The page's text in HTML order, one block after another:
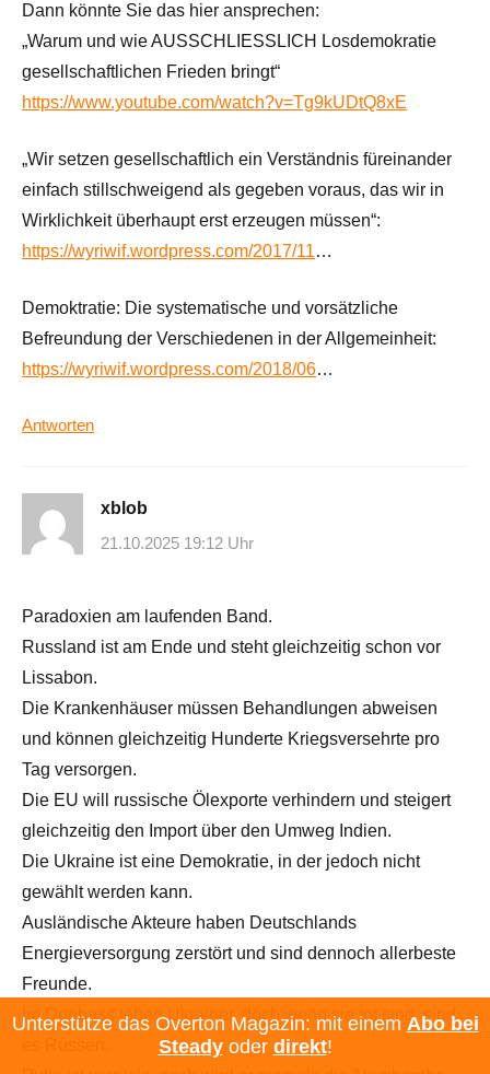
Dann könnte Sie das hier ansprechen:
„Warum und wie AUSSCHLIESSLICH Losdemokratie
gesellschaftlichen Frieden bringt“
https://www.youtube.com/watch?v=Tg9kUDtQ8xE
„Wir setzen gesellschaftlich ein Verständnis füreinander
einfach stillschweigend als gegeben voraus, das wir in
Wirklichkeit überhaupt erst erzeugen müssen“:
https://wyriwif.wordpress.com/2017/11…
Demoktratie: Die systematische und vorsätzliche
Befreundung der Verschiedenen in der Allgemeinheit:
https://wyriwif.wordpress.com/2018/06…
Antworten
xblob
21.10.2025 19:12 Uhr
Paradoxien am laufenden Band.
Russland ist am Ende und steht gleichzeitig schon vor
Lissabon.
Die Krankenhäuser müssen Behandlungen abweisen
und können gleichzeitig Hunderte Kriegsversehrte pro
Tag versorgen.
Die EU will russische Ölexporte verhindern und steigert
gleichzeitig den Import über den Umweg Indien.
Die Ukraine ist eine Demokratie, in der jedoch nicht
gewählt werden kann.
Ausländische Akteure haben Deutschlands
Energieversorgung zerstört und sind dennoch allerbeste
Freunde.
Im Donbass leben Ukrainer, doch wenn sie tot sind, sind
Unterstütze das Overton Magazin: mit einem Abo bei
Steadyoder direkt!